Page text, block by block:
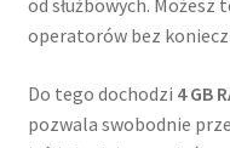
od służbowych.
operatorów bez
Do tego dochodzi 4 GB
pozwala swobodnie